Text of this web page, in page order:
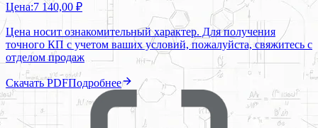
Цена:7 140,00 ₽
Цена носит ознакомительный характер. Для получения
точного КП с учетом ваших условий, пожалуйста, свяжитесь с
отделом продаж
Скачать PDFПодробнее